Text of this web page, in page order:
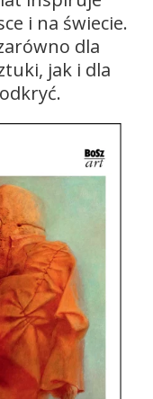
i na świecie.
dla
jak i dla